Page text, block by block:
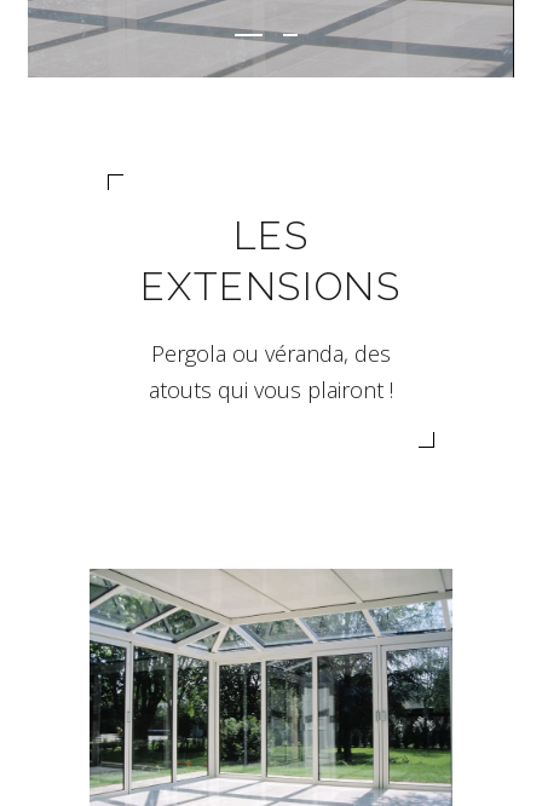
LES
EXTENSIONS
Pergola ou véranda, des
atouts qui vous plairont !